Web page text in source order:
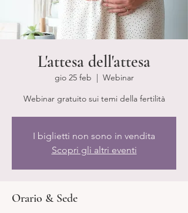
L'attesa dell'attesa
gio 25 feb
  |
Webinar
Webinar gratuito sui temi della fertilità
I biglietti non sono in vendita
Scopri gli altri eventi
Orario & Sede